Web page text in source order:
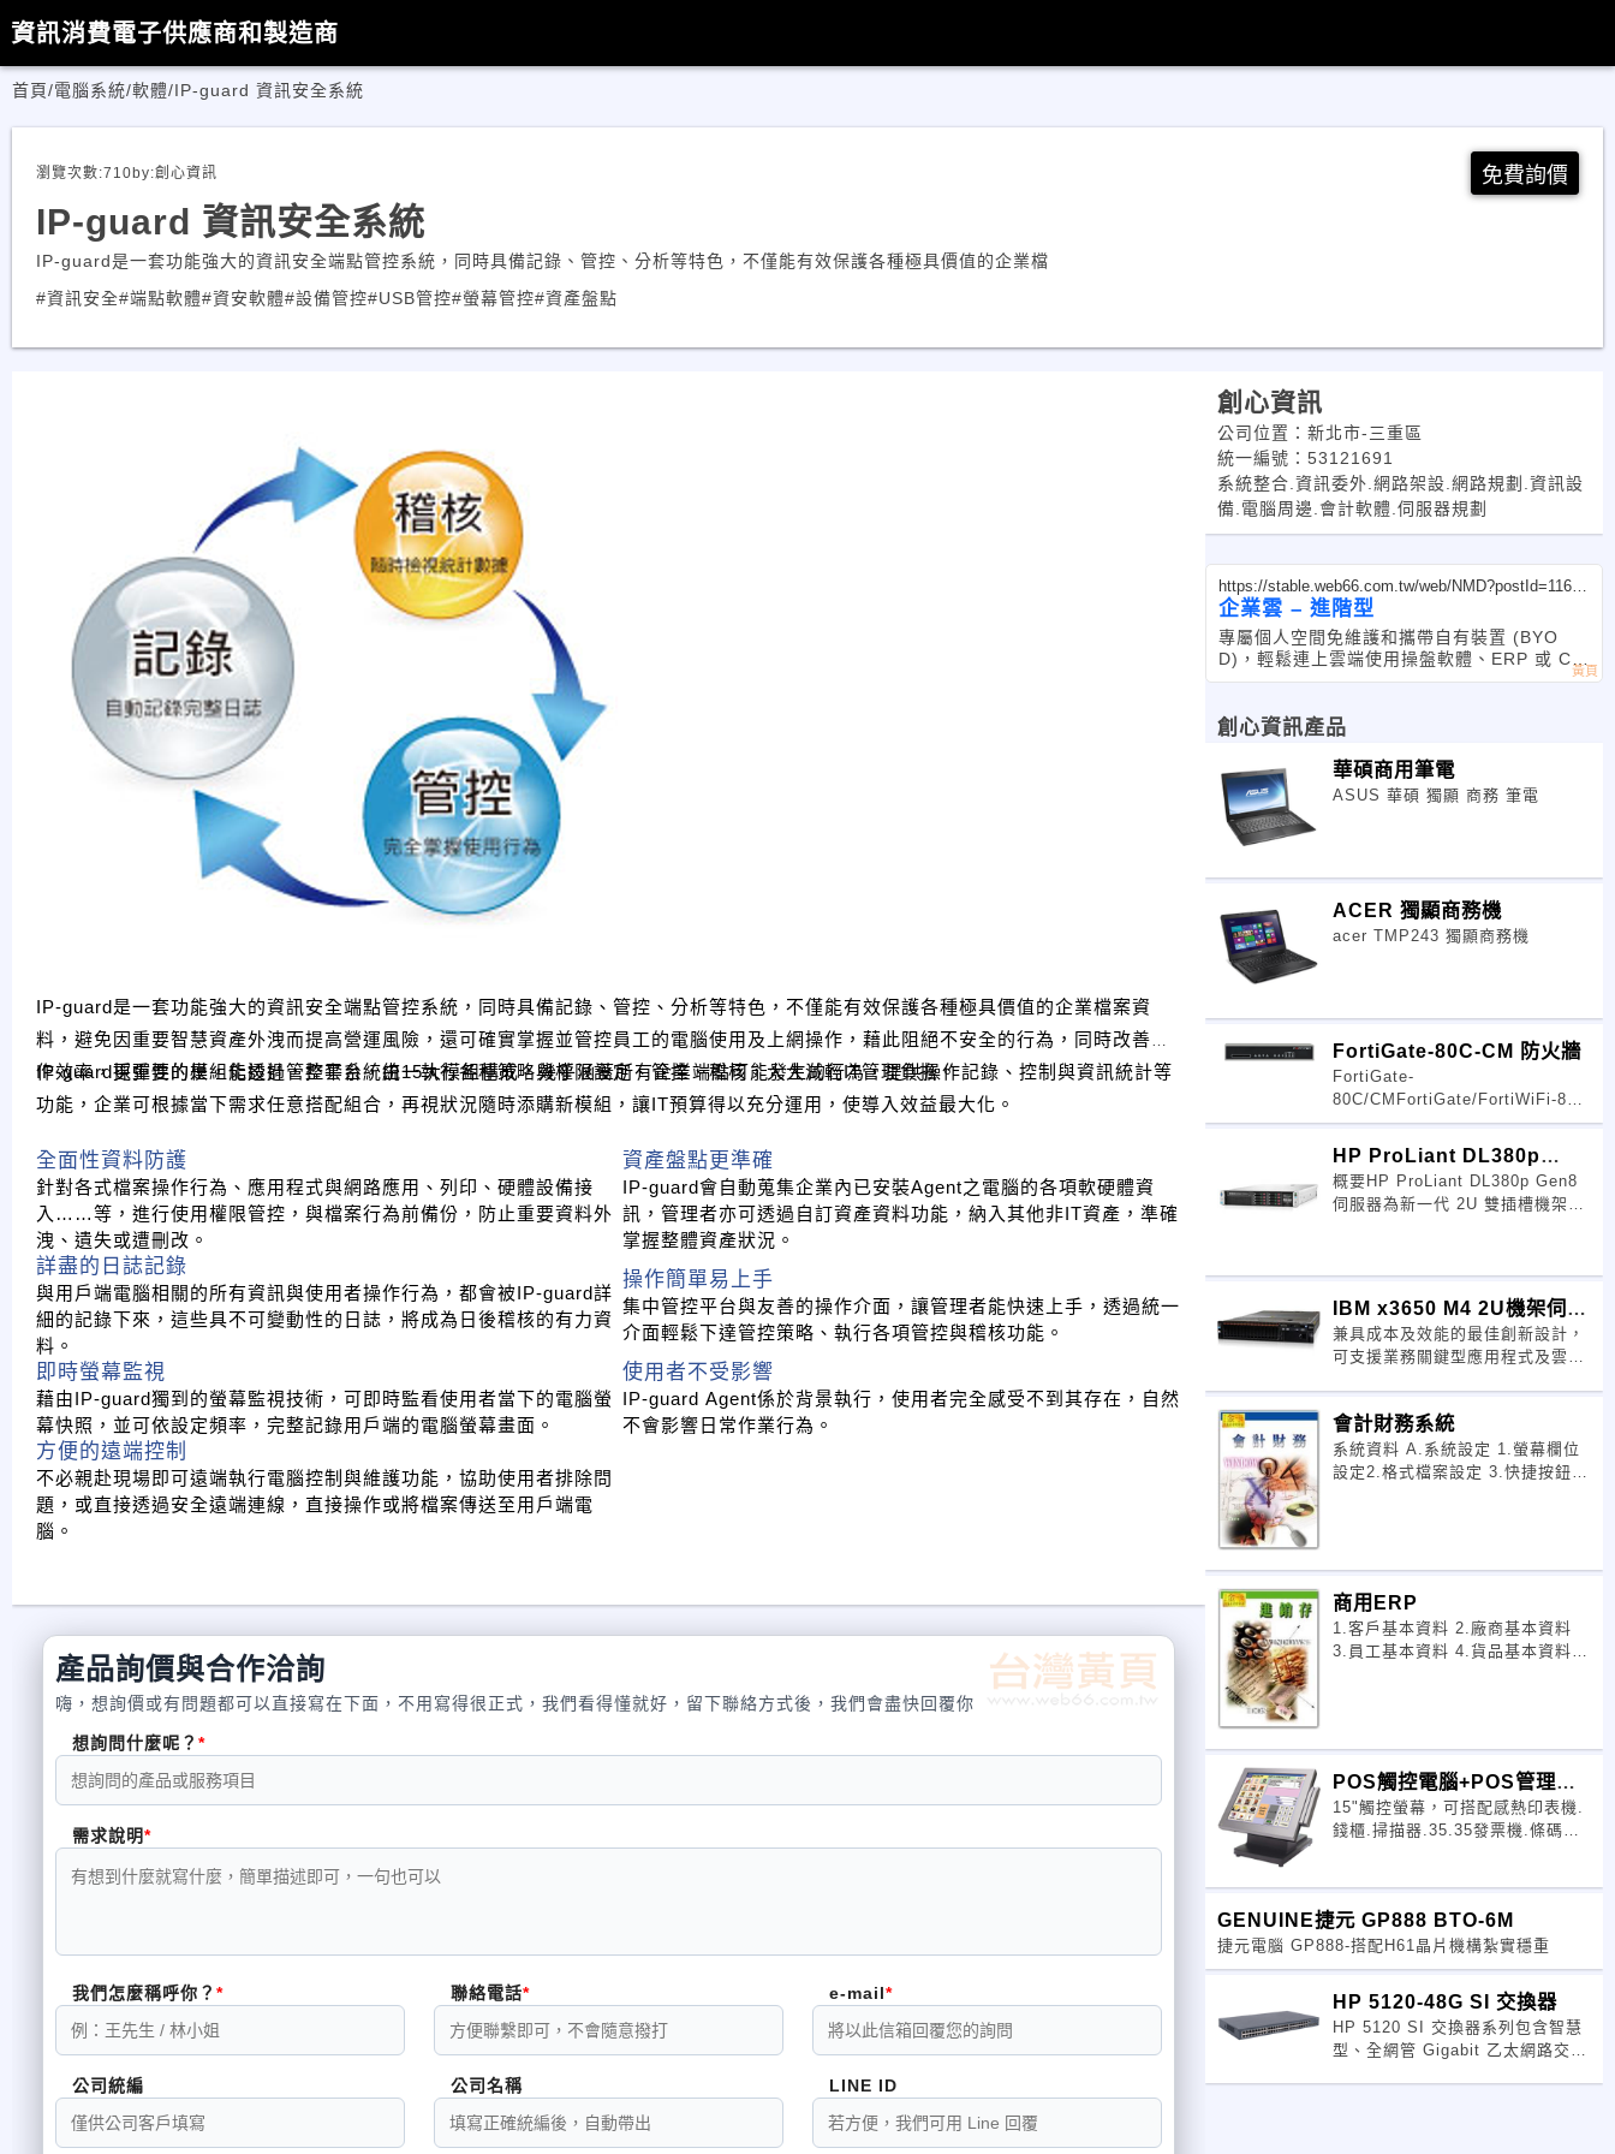
資訊消費電子供應商和製造商
首頁/電腦系統/軟體/IP-guard 資訊安全系統
瀏覽次數:710by:創心資訊 免費詢價
IP-guard 資訊安全系統
IP-guard是一套功能強大的資訊安全端點管控系統，同時具備記錄、管控、分析等特色，不僅能有效保護各種極具價值的企業檔
#資訊安全#端點軟體#資安軟體#設備管控#USB管控#螢幕管控#資產盤點
IP-guard是一套功能強大的資訊安全端點管控系統，同時具備記錄、管控、分析等特色，不僅能有效保護各種極具價值的企業檔案資
料，避免因重要智慧資產外洩而提高營運風險，還可確實掌握並管控員工的電腦使用及上網操作，藉此阻絕不安全的行為，同時改善工
作效率，更重要的是，能透過管控平台，統一執行各種策略與權限設定、管控、稽核，大大減輕IT管理負擔。
IP-guard採彈性的模組化設計，整套系統由15大模組構成，幾乎涵蓋所有企業端點可能發生的行為，提供操作記錄、控制與資訊統計等
功能，企業可根據當下需求任意搭配組合，再視狀況隨時添購新模組，讓IT預算得以充分運用，使導入效益最大化。
全面性資料防護
針對各式檔案操作行為、應用程式與網路應用、列印、硬體設備接
入……等，進行使用權限管控，與檔案行為前備份，防止重要資料外
洩、遺失或遭刪改。
資產盤點更準確
IP-guard會自動蒐集企業內已安裝Agent之電腦的各項軟硬體資
訊，管理者亦可透過自訂資產資料功能，納入其他非IT資產，準確
掌握整體資產狀況。
詳盡的日誌記錄
與用戶端電腦相關的所有資訊與使用者操作行為，都會被IP-guard詳
細的記錄下來，這些具不可變動性的日誌，將成為日後稽核的有力資
料。
操作簡單易上手
集中管控平台與友善的操作介面，讓管理者能快速上手，透過統一
介面輕鬆下達管控策略、執行各項管控與稽核功能。
即時螢幕監視
藉由IP-guard獨到的螢幕監視技術，可即時監看使用者當下的電腦螢
幕快照，並可依設定頻率，完整記錄用戶端的電腦螢幕畫面。
使用者不受影響
IP-guard Agent係於背景執行，使用者完全感受不到其存在，自然
不會影響日常作業行為。
方便的遠端控制
不必親赴現場即可遠端執行電腦控制與維護功能，協助使用者排除問
題，或直接透過安全遠端連線，直接操作或將檔案傳送至用戶端電
腦。
產品詢價與合作洽詢
嗨，想詢價或有問題都可以直接寫在下面，不用寫得很正式，我們看得懂就好，留下聯絡方式後，我們會盡快回覆你
想詢問什麼呢？
需求說明
我們怎麼稱呼你？ 聯絡電話 e-mail
公司統編 公司名稱 LINE ID
創心資訊
公司位置：新北市-三重區
統一編號：53121691
系統整合.資訊委外.網路架設.網路規劃.資訊設
備.電腦周邊.會計軟體.伺服器規劃
https://stable.web66.com.tw/web/NMD?postId=11694
39
企業雲 – 進階型
專屬個人空間免維護和攜帶自有裝置 (BYO
D)，輕鬆連上雲端使用操盤軟體、ERP 或 CR
M 等軟體
創心資訊產品
華碩商用筆電
ASUS 華碩 獨顯 商務 筆電
ACER 獨顯商務機
acer TMP243 獨顯商務機
FortiGate-80C-CM 防火牆
FortiGate-
80C/CMFortiGate/FortiWiFi-80C
系列為分支辦公室、服務提供商用
戶端設備、
HP ProLiant DL380p
Gen8 伺
概要HP ProLiant DL380p Gen8
伺服器為新一代 2U 雙插槽機架式
IBM x3650 M4 2U機架伺服
器
兼具成本及效能的最佳創新設計，
可支援業務關鍵型應用程式及雲端
會計財務系統
系統資料 A.系統設定 1.螢幕欄位
設定2.格式檔案設定 3.快捷按鈕設
商用ERP
1.客戶基本資料 2.廠商基本資料
3.員工基本資料 4.貨品基本資料
POS觸控電腦+POS管理軟
體
15"觸控螢幕，可搭配感熱印表機.
錢櫃.掃描器.35.35發票機.條碼機
GENUINE捷元 GP888 BTO-6M
捷元電腦 GP888-搭配H61晶片機構紮實穩重
HP 5120-48G SI 交換器
HP 5120 SI 交換器系列包含智慧
型、全網管 Gigabit 乙太網路交換